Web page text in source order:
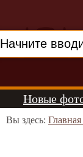
Новые
Вы здесь: